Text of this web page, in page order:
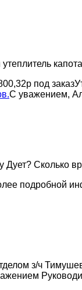
под
С уважением,
Сколько
подробной
з/ч